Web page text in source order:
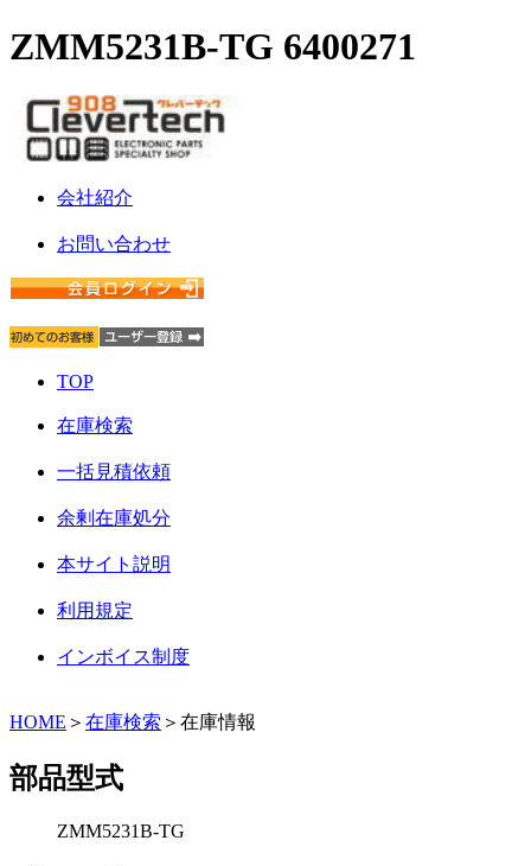
ZMM5231B-TG 6400271
会社紹介
お問い合わせ
TOP
在庫検索
一括見積依頼
余剰在庫処分
本サイト説明
利用規定
インボイス制度
HOME ＞ 在庫検索 ＞在庫情報
部品型式
ZMM5231B-TG